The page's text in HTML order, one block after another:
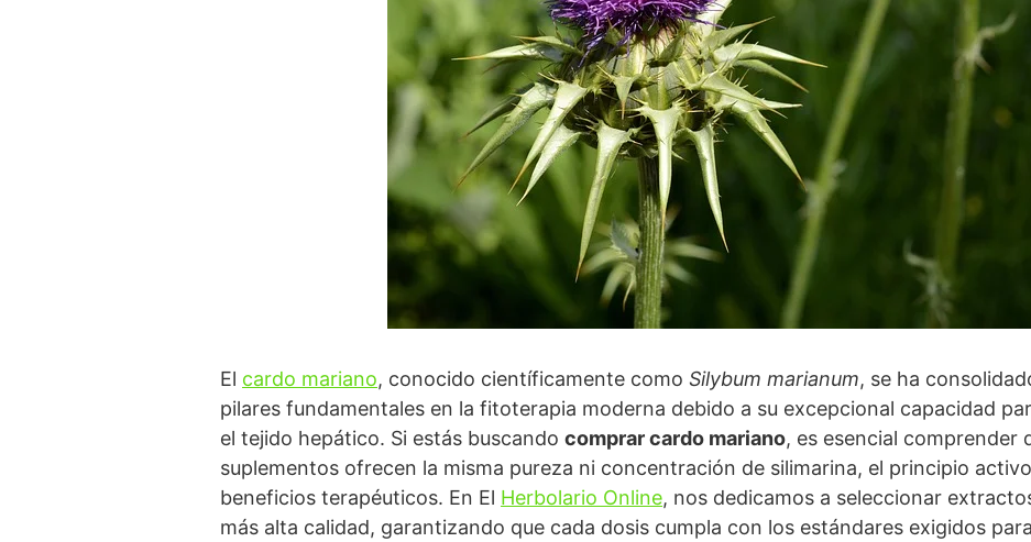
El cardo mariano, conocido científicamente como Silybum marianum, se ha
pilares fundamentales en la fitoterapia moderna debido a su excepcional capacidad
el tejido hepático. Si estás buscando comprar cardo mariano, es esencial comprender
suplementos ofrecen la misma pureza ni concentración de silimarina, el principio
beneficios terapéuticos. En El Herbolario Online, nos dedicamos a seleccionar
más alta calidad, garantizando que cada dosis cumpla con los estándares exigidos